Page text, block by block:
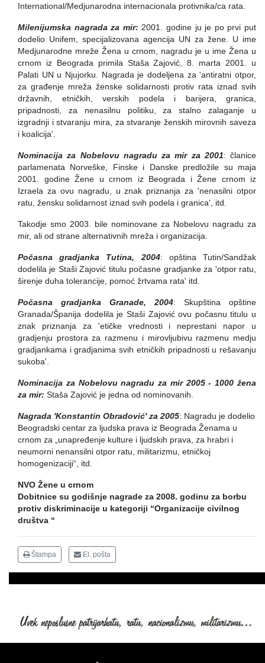
International/Medjunarodna internacionala protivnika/ca rata.
Milenijumska nagrada za mir: 2001. godine ju je po prvi put
dodelio Unifem, specijalizovana agencija UN za žene. U ime
Medjunarodne mreže Žena u crnom, nagradu je u ime Žena u
crnom iz Beograda primila Staša Zajović, 8. marta 2001. u
Palati UN u Njujorku. Nagrada je dodeljena za 'antiratni otpor,
za građenje mreža ženske solidarnosti protiv rata iznad svih
državnih, etničkih, verskih podela i barijera, granica,
pripadnosti, za nenasilnu politiku, za stalno zalaganje u
izgradnji i stvaranju mira, za stvaranje ženskih mirovnih saveza
i koalicija'.
Nominacija za Nobelovu nagradu za mir za 2001: članice
parlamenata Norveške, Finske i Danske predložile su maja
2001. godine Žene u crnom iz Beograda i Žene crnom iz
Izraela za ovu nagradu, u znak priznanja za 'nenasilni otpor
ratu, žensku solidarnost iznad svih podela i granica', itd.
Takodje smo 2003. bile nominovane za Nobelovu nagradu za
mir, ali od strane alternativnih mreža i organizacija.
Počasna gradjanka Tutina, 2004: opština Tutin/Sandžak
dodelila je Staši Zajović titulu počasne gradjanke za 'otpor ratu,
širenje duha tolerancije, pomoć žrtvama rata' itd.
Počasna gradjanka Granade, 2004: Skupština opštine
Granada/Španija dodelila je Staši Zajović ovu počasnu titulu u
znak priznanja za 'etičke vrednosti i neprestani napor u
gradjenju prostora za razmenu i mirovljubivu razmenu medju
gradjankama i gradjanima svih etničkih pripadnosti u rešavanju
sukoba'.
Nominacija za Nobelovu nagradu za mir 2005 - 1000 žena
za mir: Staša Zajović je jedna od nominovanih.
Nagrada 'Konstantin Obradović' za 2005: Nagradu je dodelio
Beogradski centar za ljudska prava iz Beograda Ženama u
crnom za „unapređenje kulture i ljudskih prava, za hrabri i
neumorni nenansilni otpor ratu, militarizmu, etničkoj
homogenizaciji“, itd.
NVO Žene u crnom
Dobitnice su godišnje nagrade za 2008. godinu za borbu
protiv diskriminacije u kategoriji “Organizacije civilnog
društva “
Štampa El. pošta